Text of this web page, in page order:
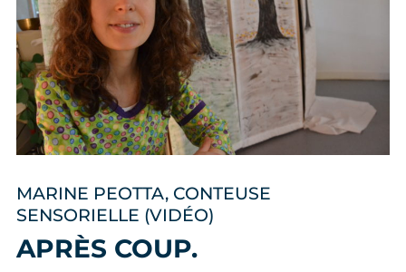
MARINE PEOTTA, CONTEUSE
SENSORIELLE (VIDÉO)
APRÈS COUP.